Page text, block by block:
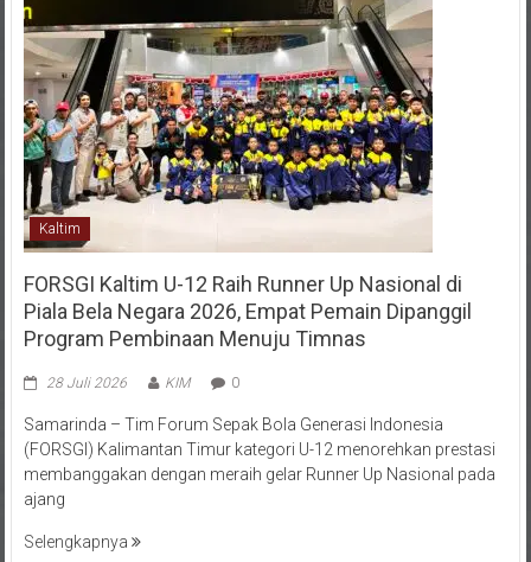
Kaltim
FORSGI Kaltim U-12 Raih Runner Up Nasional di
Piala Bela Negara 2026, Empat Pemain Dipanggil
Program Pembinaan Menuju Timnas
28 Juli 2026 KIM 0
Samarinda – Tim Forum Sepak Bola Generasi Indonesia
(FORSGI) Kalimantan Timur kategori U-12 menorehkan prestasi
membanggakan dengan meraih gelar Runner Up Nasional pada
ajang
Selengkapnya